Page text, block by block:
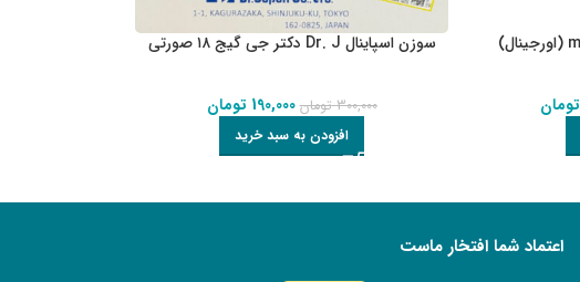
تومان
سوزن اسپاینال Dr. J دکتر جی گیج ۱۸ صورتی
300,000 تومان 190,000 تومان
افزودن به سبد خرید
اعتماد شما افتخار ماست